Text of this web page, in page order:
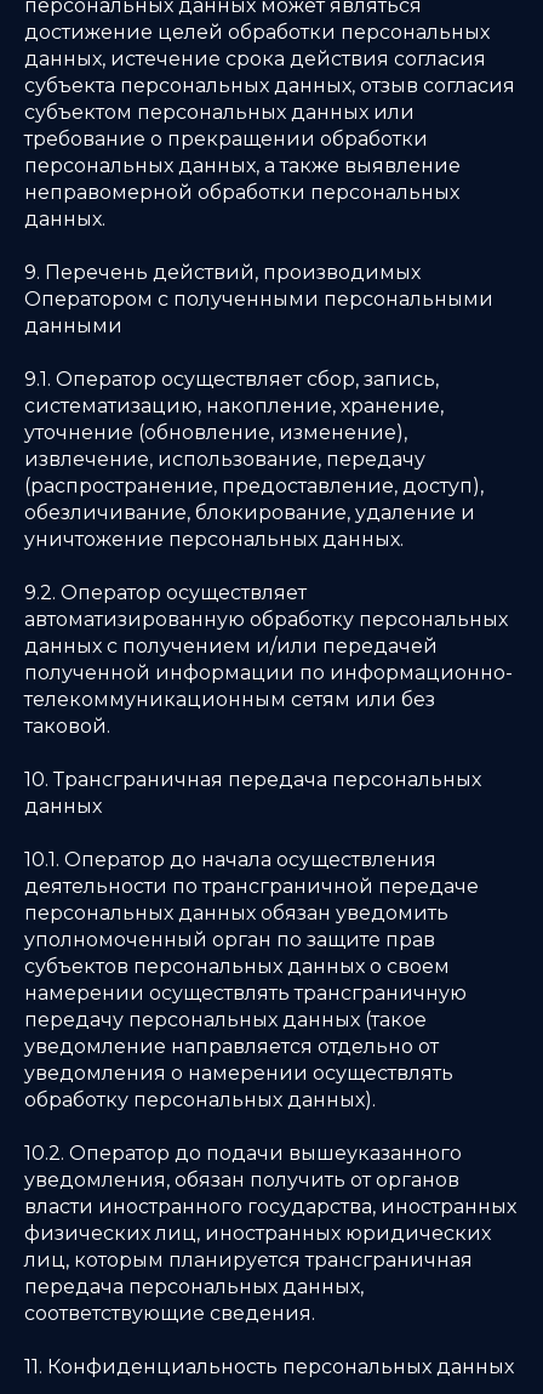
персональных данных может являться
достижение целей обработки персональных
данных, истечение срока действия согласия
субъекта персональных данных, отзыв согласия
субъектом персональных данных или
требование о прекращении обработки
персональных данных, а также выявление
неправомерной обработки персональных
данных.
9. Перечень действий, производимых
Оператором с полученными персональными
данными
9.1. Оператор осуществляет сбор, запись,
систематизацию, накопление, хранение,
уточнение (обновление, изменение),
извлечение, использование, передачу
(распространение, предоставление, доступ),
обезличивание, блокирование, удаление и
уничтожение персональных данных.
9.2. Оператор осуществляет
автоматизированную обработку персональных
данных с получением и/или передачей
полученной информации по информационно-
телекоммуникационным сетям или без
таковой.
10. Трансграничная передача персональных
данных
10.1. Оператор до начала осуществления
деятельности по трансграничной передаче
персональных данных обязан уведомить
уполномоченный орган по защите прав
субъектов персональных данных о своем
намерении осуществлять трансграничную
передачу персональных данных (такое
уведомление направляется отдельно от
уведомления о намерении осуществлять
обработку персональных данных).
10.2. Оператор до подачи вышеуказанного
уведомления, обязан получить от органов
власти иностранного государства, иностранных
физических лиц, иностранных юридических
лиц, которым планируется трансграничная
передача персональных данных,
соответствующие сведения.
11. Конфиденциальность персональных данных